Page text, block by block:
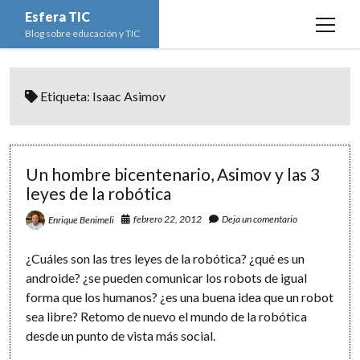
Esfera TIC
Blog sobre educación y TIC
open
Educación y TIC open
Escuela de padres
Espacios
Formación
Innovación
Lectura
menu
Ciencias Naturales
Ed. Plástica y Visual
Geografía e Historia
Historia del Arte
Lengua
Música
Informática
open
menu
Imagen digital
Ofimática open
Bases de datos
Hoja de cálculo
Programación
Redes de ordenadores
Redes sociales
Sistemas Operativos
Matemáticas open
Estadística
Geometría
twitter
Etiqueta: Isaac Asimov
Un hombre bicentenario, Asimov y las 3
leyes de la robótica
Enrique Benimeli febrero 22, 2012 Deja un comentario
¿Cuáles son las tres leyes de la robótica? ¿qué es un
androide? ¿se pueden comunicar los robots de igual
forma que los humanos? ¿es una buena idea que un robot
sea libre? Retomo de nuevo el mundo de la robótica
desde un punto de vista más social.